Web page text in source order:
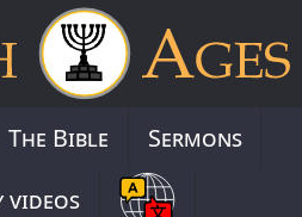
The Bible
Sermons
videos